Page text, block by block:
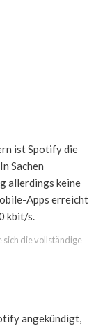
ist Spotify die
Sachen
allerdings keine
Apps erreicht
kbit/s.
sich die vollständige
angekündigt,